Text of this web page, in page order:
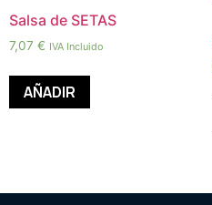
Salsa de SETAS
7,07 € IVA Incluido
AÑADIR